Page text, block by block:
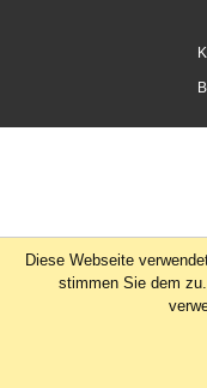
Diese Webseite
stimmen Sie dem